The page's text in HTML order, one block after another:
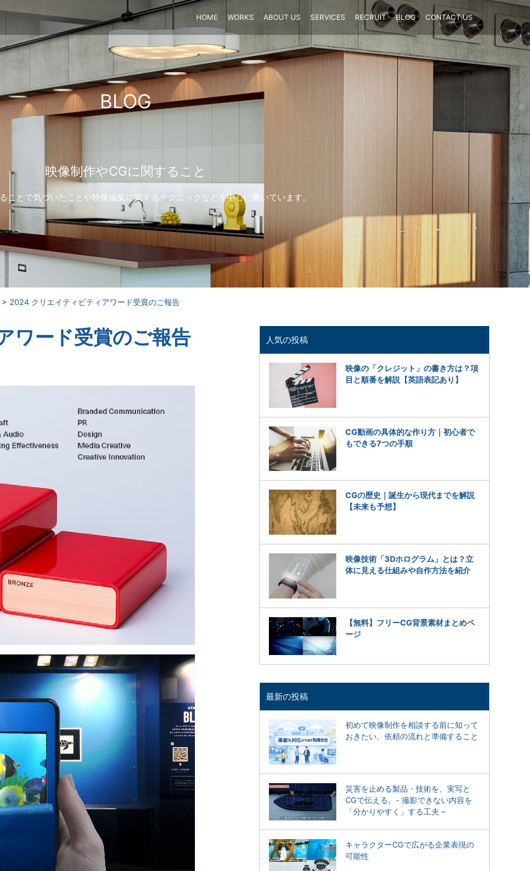
HOME WORKS ABOUT US SERVICES RECRUIT BLOG CONTACT US
BLOG
映像制作やCGに関すること
ことで気づいたことや映像編集に関するテクニックなどを中心に書いています。
> 2024 クリエイティビティアワード受賞のご報告
ワード受賞のご報告 人気の投稿
映像の「クレジット」の書き方は？項
目と順番を解説【英語表記あり】
CG動画の具体的な作り方｜初心者で
もできる7つの手順
CGの歴史｜誕生から現代までを解説
【未来も予想】
映像技術「3Dホログラム」とは？立
体に見える仕組みや自作方法を紹介
【無料】フリーCG背景素材まとめペ
ージ
最新の投稿
初めて映像制作を相談する前に知って
おきたい、依頼の流れと準備すること
災害を止める製品・技術を、実写と
CGで伝える。- 撮影できない内容を
「分かりやすく」する工夫 –
キャラクターCGで広がる企業表現の
可能性